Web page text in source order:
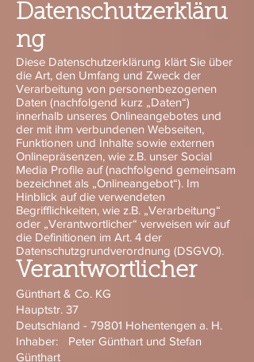
Datenschutzerkläru
ng
Diese Datenschutzerklärung klärt Sie über
die Art, den Umfang und Zweck der
Verarbeitung von personenbezogenen
Daten (nachfolgend kurz „Daten“)
innerhalb unseres Onlineangebotes und
der mit ihm verbundenen Webseiten,
Funktionen und Inhalte sowie externen
Onlinepräsenzen, wie z.B. unser Social
Media Profile auf (nachfolgend gemeinsam
bezeichnet als „Onlineangebot“). Im
Hinblick auf die verwendeten
Begrifflichkeiten, wie z.B. „Verarbeitung“
oder „Verantwortlicher“ verweisen wir auf
die Definitionen im Art. 4 der
Datenschutzgrundverordnung (DSGVO).
Verantwortlicher
Günthart & Co. KG
Hauptstr. 37
Deutschland - 79801 Hohentengen a. H.
Inhaber: Peter Günthart und Stefan
Günthart